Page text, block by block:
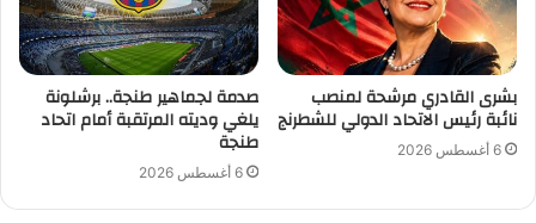
بشرى القادري مرشحة لمنصب
نائبة رئيس الاتحاد الدولي للشطرنج
6 أغسطس 2026
صدمة لجماهير طنجة.. برشلونة
يلغي وديته المرتقبة أمام اتحاد
طنجة
6 أغسطس 2026